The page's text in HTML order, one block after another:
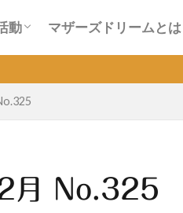
動 マザーズドリームとは
当ＮＰＯ法人
月 No.325